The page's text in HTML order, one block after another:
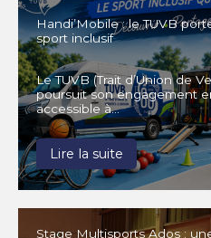
Handi’Mobile : le TUVB
sport inclusif
Le TUVB (Trait d’Union de
poursuit son engagement
accessible à…
Lire la suite
Stage Multisports Ados :